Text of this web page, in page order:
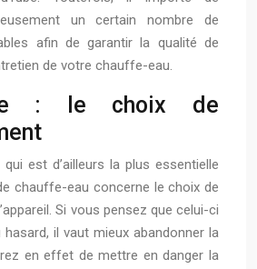
un certain nombre de
afin de garantir la qualité de
de votre chauffe-eau.
: le choix de
est d’ailleurs la plus essentielle
chauffe-eau concerne le choix de
Si vous pensez que celui-ci
il vaut mieux abandonner la
en effet de mettre en danger la